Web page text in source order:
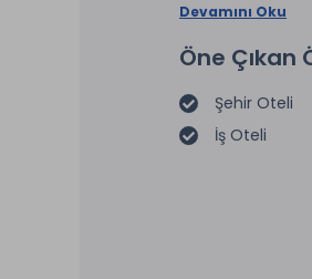
Devamını Oku
Öne Çıkan
Şehir Oteli
İş Oteli